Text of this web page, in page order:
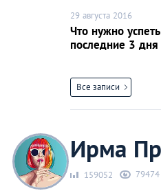
29 августа 2016
Что нужно
последние 3 дня
Все записи
Ирма
159052 79474